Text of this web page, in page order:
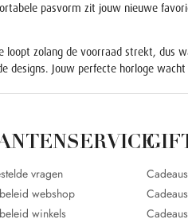
pasvorm zit jouw nieuwe
zolang de voorraad strekt,
designs. Jouw perfecte horloge wacht
vragen
webshop
winkels